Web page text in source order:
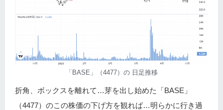
「BASE」（4477）の 日足推移
折角、ボックスを離れて…芽を出し始めた「BASE」
（4477）のこの株価の下げ方を観れば…明らかに行き過